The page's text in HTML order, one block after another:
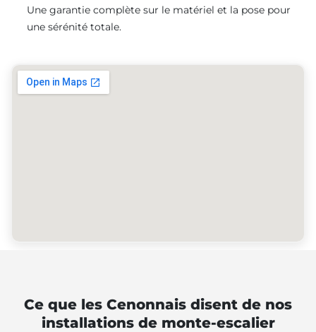
Une garantie complète sur le matériel et la pose pour
une sérénité totale.
Ce que les Cenonnais disent de nos
installations de monte-escalier